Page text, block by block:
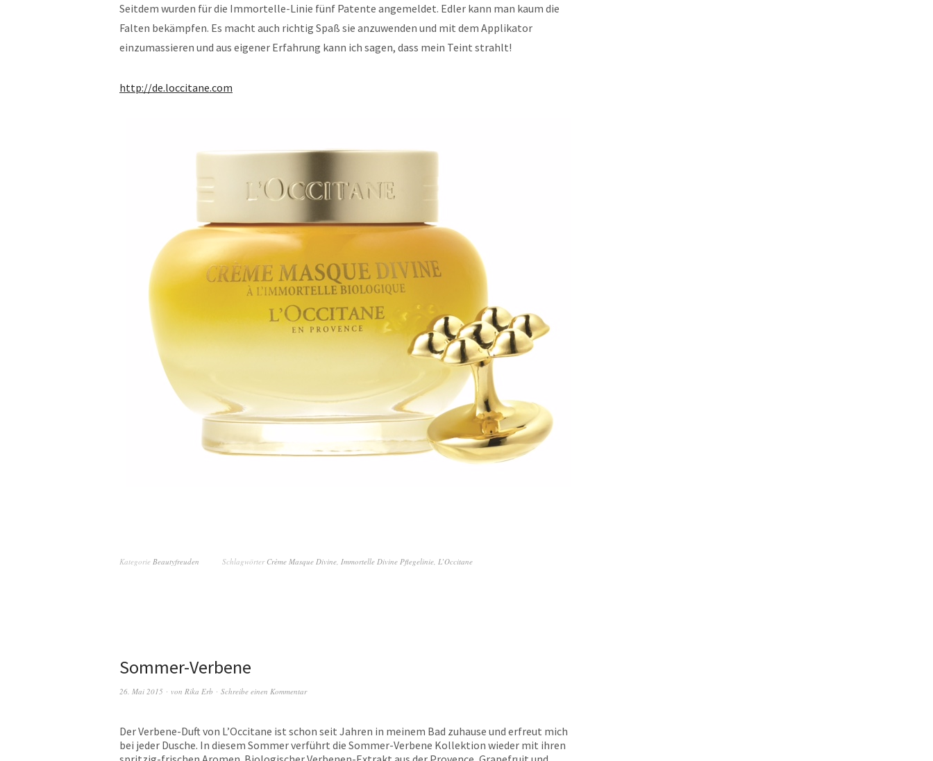
Seitdem wurden für die Immortelle-Linie fünf Patente angemeldet. Edler kann man kaum die
Falten bekämpfen. Es macht auch richtig Spaß sie anzuwenden und mit dem Applikator
einzumassieren und aus eigener Erfahrung kann ich sagen, dass mein Teint strahlt!
http://de.loccitane.com
Kategorie Beautyfreuden Schlagwörter Crème Masque Divine Immortelle Divine Pflegelinie L’Occitane
Sommer-Verbene
26. Mai 2015 von Rika Erb Schreibe einen Kommentar
Der Verbene-Duft von L’Occitane ist schon seit Jahren in meinem Bad zuhause und erfreut mich
bei jeder Dusche. In diesem Sommer verführt die Sommer-Verbene Kollektion wieder mit ihren